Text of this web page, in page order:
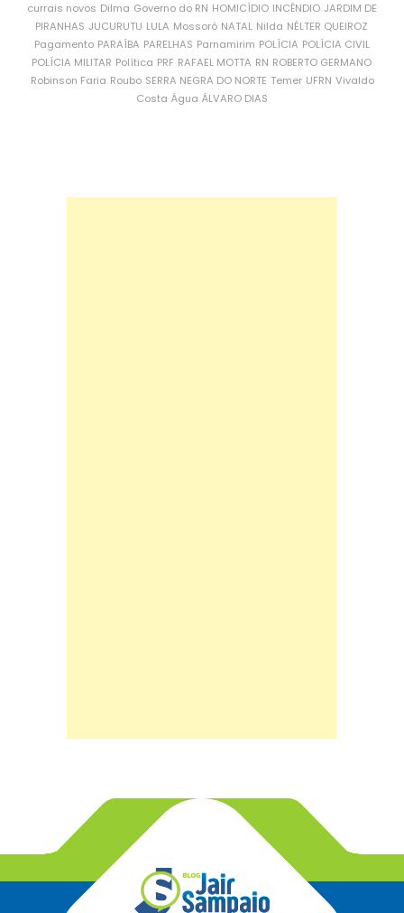
currais novos Dilma Governo do RN HOMICÍDIO INCÊNDIO JARDIM DE
PIRANHAS JUCURUTU LULA Mossoró NATAL Nilda NÉLTER QUEIROZ
Pagamento PARAÍBA PARELHAS Parnamirim POLÍCIA POLÍCIA CIVIL
POLÍCIA MILITAR Política PRF RAFAEL MOTTA RN ROBERTO GERMANO
Robinson Faria Roubo SERRA NEGRA DO NORTE Temer UFRN Vivaldo
Costa Água ÁLVARO DIAS